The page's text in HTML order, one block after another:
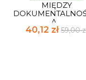
MIĘDZY
A...
40,12 zł 59,00